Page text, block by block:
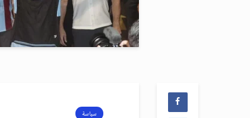
سياسة